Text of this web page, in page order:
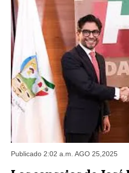
Publicado 2:02 a.m. AGO 25,2025